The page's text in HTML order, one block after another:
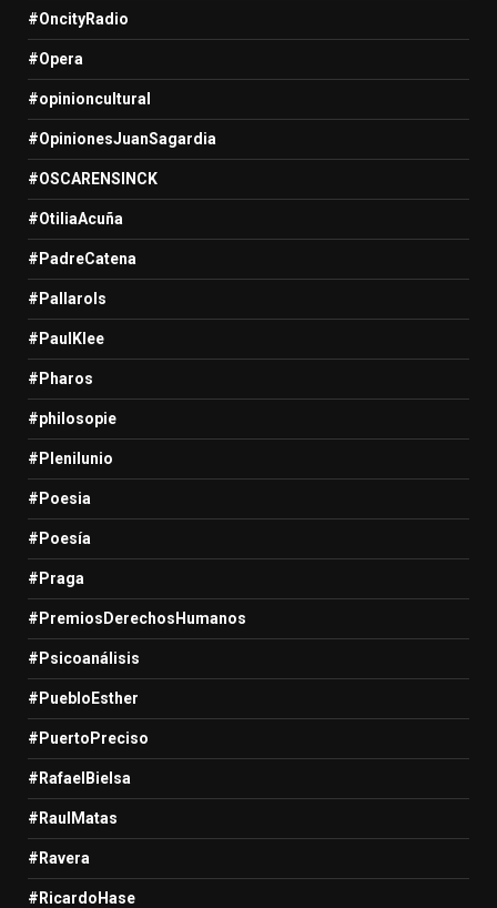
#OncityRadio
#Opera
#opinioncultural
#OpinionesJuanSagardia
#OSCARENSINCK
#OtiliaAcuña
#PadreCatena
#Pallarols
#PaulKlee
#Pharos
#philosopie
#Plenilunio
#Poesia
#Poesía
#Praga
#PremiosDerechosHumanos
#Psicoanálisis
#PuebloEsther
#PuertoPreciso
#RafaelBielsa
#RaulMatas
#Ravera
#RicardoHase